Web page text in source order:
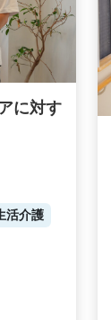
に対す
活介護